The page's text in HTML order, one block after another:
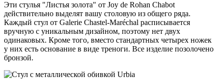
Эти стулья "Листья золота" от Joy de Rohan Chabot
действительно выделят вашу столовую из общего ряда.
Каждый стул от Galerie Chastel-Maréchal расписывается
вручную с уникальным дизайном, поэтому нет двух
одинаковых. Кроме того, вместо стандартных четырех ножек
у них есть основание в виде треноги. Все изделие позолочено
бронзой.